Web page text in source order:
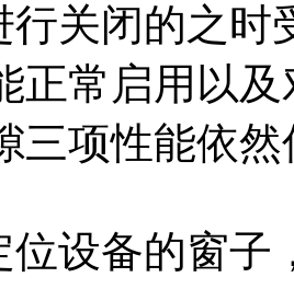
行关闭的之时
正常启用以
三项性能依
位设备的窗